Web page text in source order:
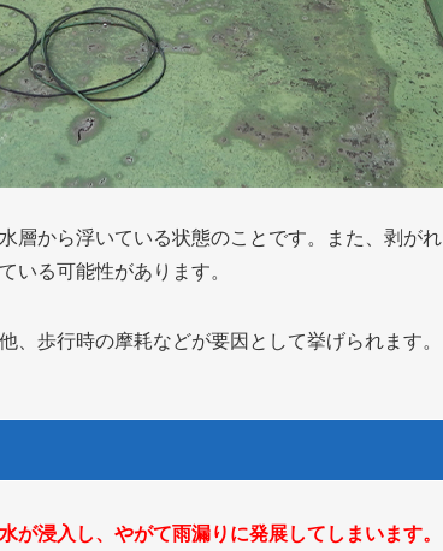
層から浮いている状態のことです。また、剥がれ
いる可能性があります。
歩行時の摩耗などが要因として挙げられます。
が浸入し、やがて雨漏りに発展してしまいます。